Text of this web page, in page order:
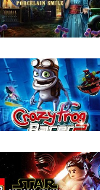
Шоу марионеток 15: